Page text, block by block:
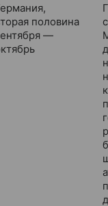
половина
—